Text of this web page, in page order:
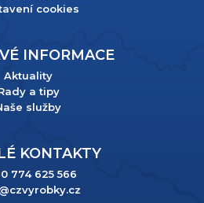
cookies
INFORMACE
Aktuality
a tipy
služby
KONTAKTY
774 625 566